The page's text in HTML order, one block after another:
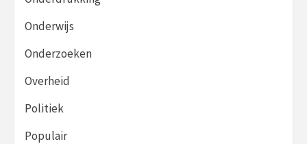
Onderwijs
Onderzoeken
Overheid
Politiek
Populair